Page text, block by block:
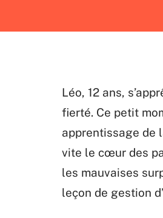
Léo, 12 ans,
fierté. Ce petit
apprentissage de
vite le cœur des
les mauvaises
leçon de gestion